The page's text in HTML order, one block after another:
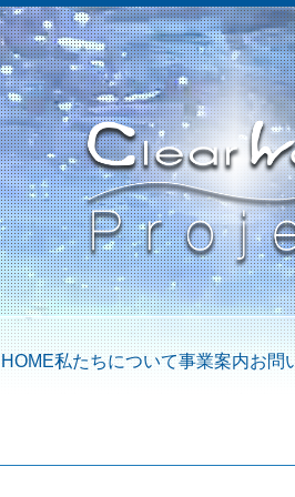
HOME私たちについて事業案内お問